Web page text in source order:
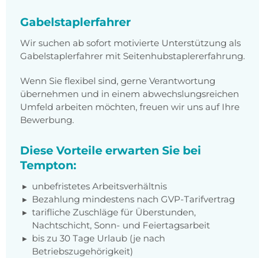
Gabelstaplerfahrer
Wir suchen ab sofort motivierte Unterstützung als
Gabelstaplerfahrer mit Seitenhubstaplererfahrung.
Wenn Sie flexibel sind, gerne Verantwortung
übernehmen und in einem abwechslungsreichen
Umfeld arbeiten möchten, freuen wir uns auf Ihre
Bewerbung.
Diese Vorteile erwarten Sie bei
Tempton:
unbefristetes Arbeitsverhältnis
Bezahlung mindestens nach GVP-Tarifvertrag
tarifliche Zuschläge für Überstunden,
Nachtschicht, Sonn- und Feiertagsarbeit
bis zu 30 Tage Urlaub (je nach
Betriebszugehörigkeit)